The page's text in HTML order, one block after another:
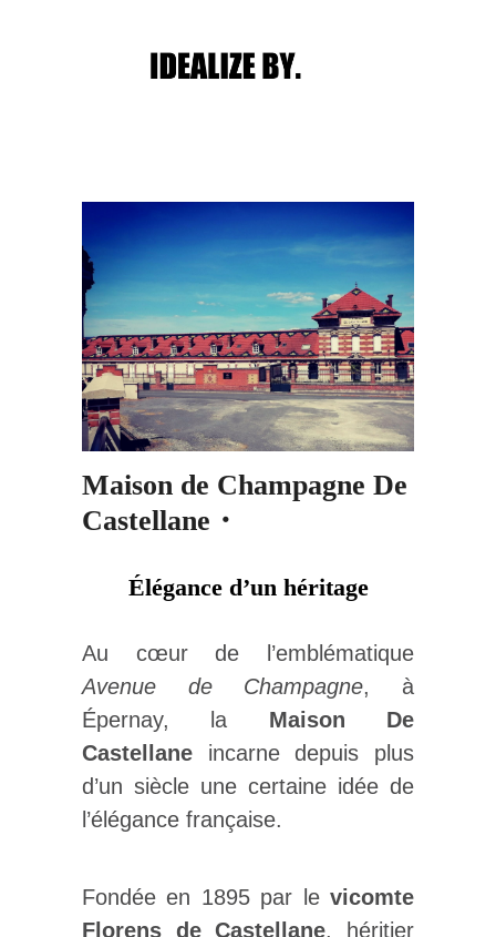
Post navigation
Maison de Champagne De
Castellane・
Élégance d’un héritage
Au cœur de l’emblématique
Avenue de Champagne, à
Épernay, la Maison De
Castellane incarne depuis plus
d’un siècle une certaine idée de
l’élégance française.
Fondée en 1895 par levicomte
Florens de Castellane, héritier